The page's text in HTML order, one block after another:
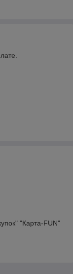
"Карта-FUN"